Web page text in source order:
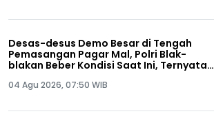
Desas-desus Demo Besar di Tengah
Pemasangan Pagar Mal, Polri Blak-
blakan Beber Kondisi Saat Ini, Ternyata…
04 Agu 2026, 07:50 WIB